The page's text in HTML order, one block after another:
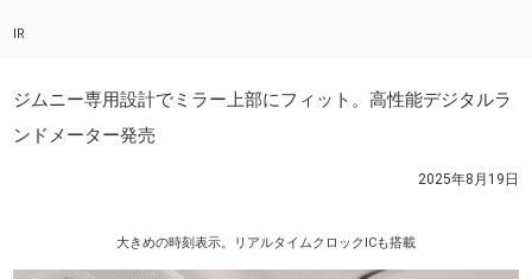
IR
ジムニー専用設計でミラー上部にフィット。高性能デジタルラ
ンドメーター発売
2025年8月19日
大きめの時刻表示。リアルタイムクロックICも搭載